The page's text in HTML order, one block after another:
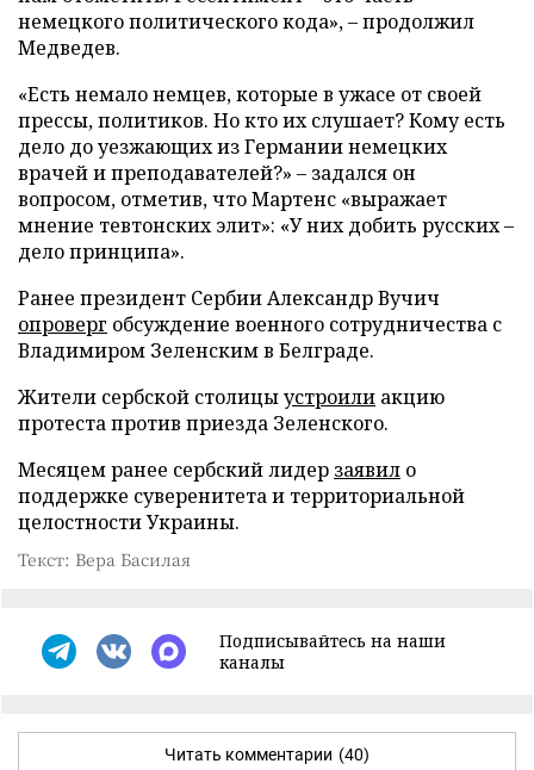
немецкого политического кода», – продолжил
Медведев.
«Есть немало немцев, которые в ужасе от своей
прессы, политиков. Но кто их слушает? Кому есть
дело до уезжающих из Германии немецких
врачей и преподавателей?» – задался он
вопросом, отметив, что Мартенс «выражает
мнение тевтонских элит»: «У них добить русских –
дело принципа».
Ранее президент Сербии Александр Вучич
опроверг обсуждение военного сотрудничества с
Владимиром Зеленским в Белграде.
Жители сербской столицыустроили акцию
протеста против приезда Зеленского.
Месяцем ранее сербский лидер заявил о
поддержке суверенитета и территориальной
целостности Украины.
Текст: Вера Басилая
Подписывайтесь на наши
каналы
Читать комментарии (40)